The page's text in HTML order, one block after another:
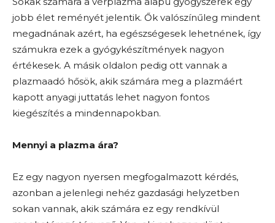
jobb élet reményét jelentik. Ők valószínűleg mindent
megadnának azért, ha egészségesek lehetnének, így
számukra ezek a gyógykészítmények nagyon
értékesek. A másik oldalon pedig ott vannak a
plazmaadó hősök, akik számára meg a plazmáért
kapott anyagi juttatás lehet nagyon fontos
kiegészítés a mindennapokban.
Mennyi a plazma ára?
Ez egy nagyon nyersen megfogalmazott kérdés,
azonban a jelenlegi nehéz gazdasági helyzetben
sokan vannak, akik számára ez egy rendkívül